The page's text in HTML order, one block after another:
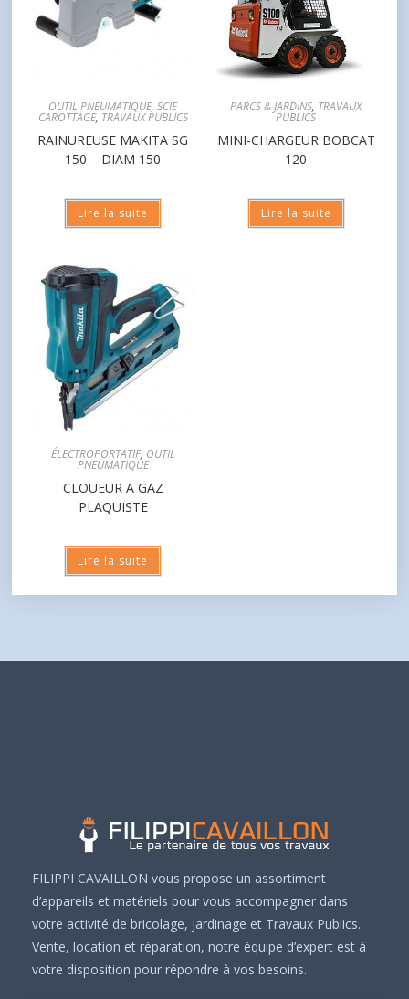
OUTIL PNEUMATIQUE,SCIE
CAROTTAGE, TRAVAUX PUBLICS
RAINUREUSE MAKITA SG
150 – DIAM 150
Lire la suite
PARCS & JARDINS, TRAVAUX
PUBLICS
MINI-CHARGEUR BOBCAT
120
Lire la suite
ÉLECTROPORTATIF, OUTIL
PNEUMATIQUE
CLOUEUR A GAZ
PLAQUISTE
Lire la suite
FILIPPI CAVAILLON vous propose un assortiment
d’appareils et matériels pour vous accompagner dans
votre activité de bricolage, jardinage et Travaux Publics.
Vente, location et réparation, notre équipe d’expert est à
votre disposition pour répondre à vos besoins.